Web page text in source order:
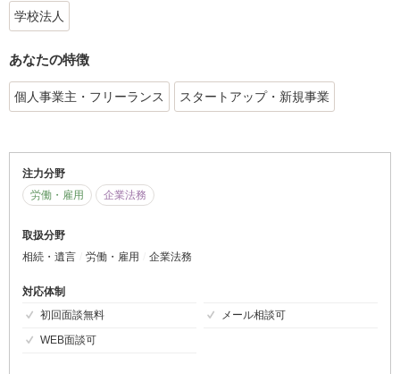
学校法人
あなたの特徴
個人事業主・フリーランス スタートアップ・新規事業
注力分野
労働・雇用
企業法務
取扱分野
相続・遺言
労働・雇用 企業法務
対応体制
初回面談無料
メール相談可
WEB面談可